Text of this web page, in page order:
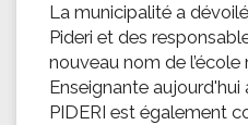
La municipalité a
Pideri et des
nouveau nom de l’école
Enseignante aujourd'hui
PIDERI est également